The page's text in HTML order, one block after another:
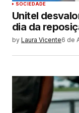
SOCIEDADE
Unitel
dia da
by Laura Vicente6 de